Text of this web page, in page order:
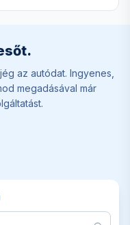
az autódat. Ingyenes,
megadásával már